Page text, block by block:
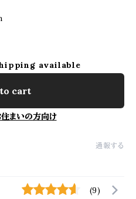
available
cart
まいの方向け
通報する
(9)